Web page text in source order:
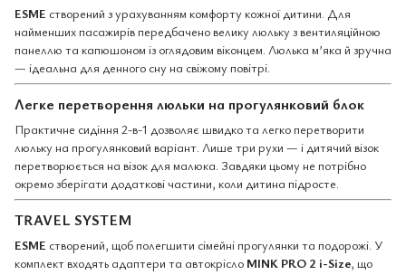
ESME створений з урахуванням комфорту кожної дитини. Для
найменших пасажирів передбачено велику люльку з вентиляційною
панеллю та капюшоном із оглядовим віконцем. Люлька м’яка й зручна
— ідеальна для денного сну на свіжому повітрі.
Легке перетворення люльки на прогулянковий блок
Практичне сидіння 2-в-1 дозволяє швидко та легко перетворити
люльку на прогулянковий варіант. Лише три рухи — і дитячий візок
перетворюється на візок для малюка. Завдяки цьому не потрібно
окремо зберігати додаткові частини, коли дитина підросте.
TRAVEL SYSTEM
ESME створений, щоб полегшити сімейні прогулянки та подорожі. У
комплект входять адаптери та автокрісло MINK PRO 2 i-Size, що